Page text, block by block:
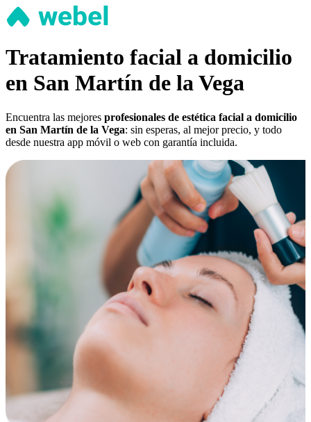
Tratamiento facial a domicilio
en San Martín de la Vega
Encuentra las mejores profesionales de estética facial a domicilio
en San Martín de la Vega: sin esperas, al mejor precio, y todo
desde nuestra app móvil o web con garantía incluida.